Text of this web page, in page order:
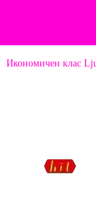
Икономичен клас